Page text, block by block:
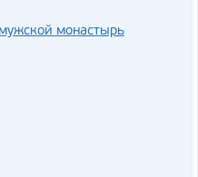
монастырь